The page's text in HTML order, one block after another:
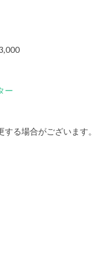
ー
る場合がございます